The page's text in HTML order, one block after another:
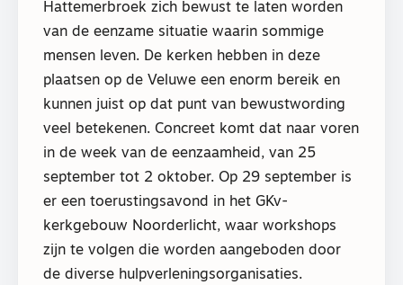
Hattemerbroek zich bewust te laten worden
van de eenzame situatie waarin sommige
mensen leven. De kerken hebben in deze
plaatsen op de Veluwe een enorm bereik en
kunnen juist op dat punt van bewustwording
veel betekenen. Concreet komt dat naar voren
in de week van de eenzaamheid, van 25
september tot 2 oktober. Op 29 september is
er een toerustingsavond in het GKv-
kerkgebouw Noorderlicht, waar workshops
zijn te volgen die worden aangeboden door
de diverse hulpverleningsorganisaties.